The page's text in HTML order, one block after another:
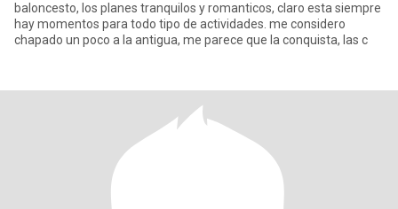
baloncesto, los planes tranquilos y romanticos, claro esta siempre
hay momentos para todo tipo de actividades. me considero
chapado un poco a la antigua, me parece que la conquista, las c